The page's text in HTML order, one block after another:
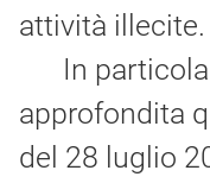
attività illecite.
In
approfondita
del 28 luglio